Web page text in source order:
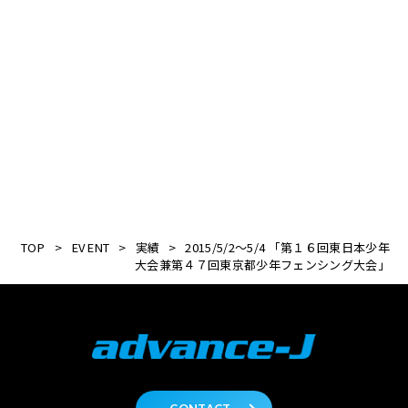
TOP > EVENT > 実績 > 2015/5/2～5/4 「第１６回東日本少年
大会兼第４７回東京都少年フェンシング大会」